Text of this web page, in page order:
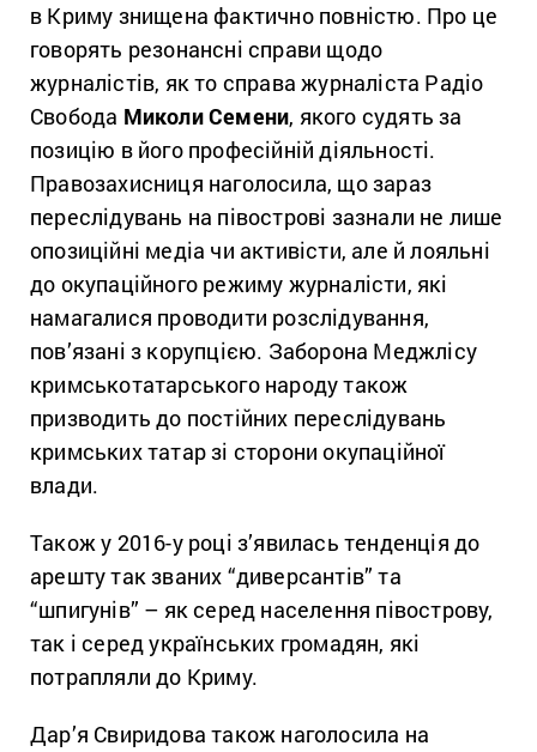
в Криму знищена фактично повністю. Про це
говорять резонансні справи щодо
журналістів, як то справа журналіста Радіо
Свобода Миколи Семени, якого судять за
позицію в його професійній діяльності.
Правозахисниця наголосила, що зараз
переслідувань на півострові зазнали не лише
опозиційні медіа чи активісти, але й лояльні
до окупаційного режиму журналісти, які
намагалися проводити розслідування,
пов’язані з корупцією. Заборона Меджлісу
кримськотатарського народу також
призводить до постійних переслідувань
кримських татар зі сторони окупаційної
влади.
Також у 2016-у році з’явилась тенденція до
арешту так званих “диверсантів” та
“шпигунів” – як серед населення півострову,
так і серед українських громадян, які
потрапляли до Криму.
Дар’я Свиридова також наголосила на